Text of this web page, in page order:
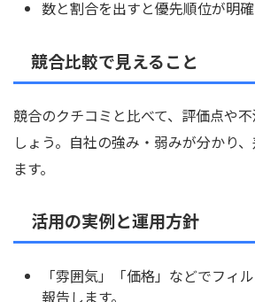
数と割合を出すと優先順位が明確
競合比較で見えること
競合のクチコミと比べて、評価点や
しょう。自社の強み・弱みが分かり
ます。
活用の実例と運用方針
「雰囲気」「価格」などでフィ
報告します。